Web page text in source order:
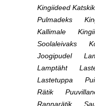
Kingiideed
Pulmadeks
Kallimale
Soolaleivaks
Joogipudel
Lamptäht
Lastetuppa
Rätik
Rannarätik